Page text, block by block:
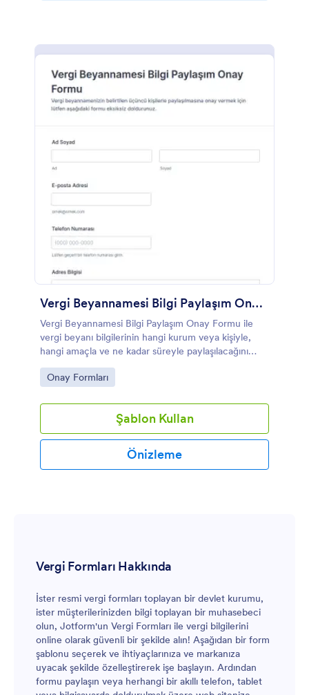
Vergi Beyannamesi Bilgi Paylaşım Onay Formu
Vergi Beyannamesi Bilgi Paylaşım Onay Formu ile
vergi beyanı bilgilerinin hangi kurum veya kişiyle,
hangi amaçla ve ne kadar süreyle paylaşılacağını
onay sürecine bağlayarak veri toplama işlerinizi
Jotform’da yönetin.
Go to Category:
Onay Formları
Şablon Kullan
Önizleme
Vergi Formları Hakkında
İster resmi vergi formları toplayan bir devlet kurumu,
ister müşterilerinizden bilgi toplayan bir muhasebeci
olun, Jotform'un Vergi Formları ile vergi bilgilerini
online olarak güvenli bir şekilde alın! Aşağıdan bir form
şablonu seçerek ve ihtiyaçlarınıza ve markanıza
uyacak şekilde özelleştirerek işe başlayın. Ardından
formu paylaşın veya herhangi bir akıllı telefon, tablet